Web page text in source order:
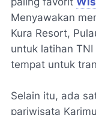
Menyawakan
Kura Resort,
untuk latihan
tempat untuk
Selain itu, ada
pariwisata